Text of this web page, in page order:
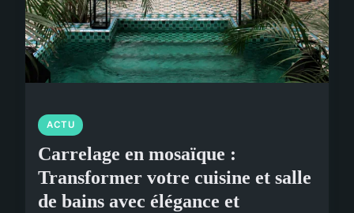
ACTU
Carrelage en mosaïque :
Transformer votre cuisine et salle
de bains avec élégance et